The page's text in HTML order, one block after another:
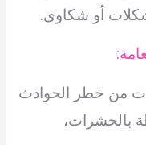
أو شكاوى.
من خطر الحوادث
بالحشرات،